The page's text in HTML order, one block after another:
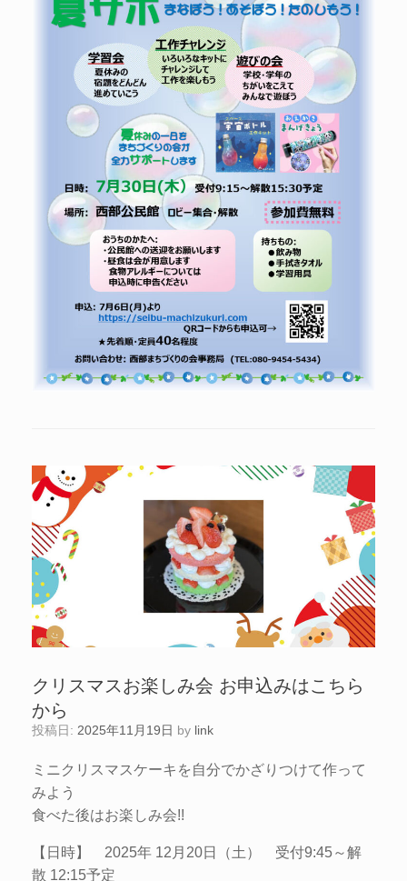
クリスマスお楽しみ会 お申込みはこちら
から
投稿日: 2025年11月19日 by link
ミニクリスマスケーキを自分でかざりつけて作って
みよう
食べた後はお楽しみ会!!
【日時】 2025年 12月20日（土） 受付9:45～解
散 12:15予定